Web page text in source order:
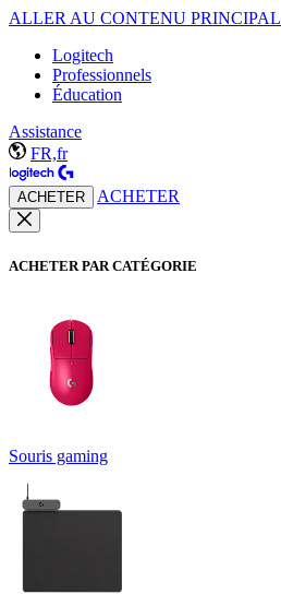
ALLER AU CONTENU PRINCIPAL
Logitech
Professionnels
Éducation
Assistance
FR,fr
ACHETER ACHETER
ACHETER PAR CATÉGORIE
Souris gaming